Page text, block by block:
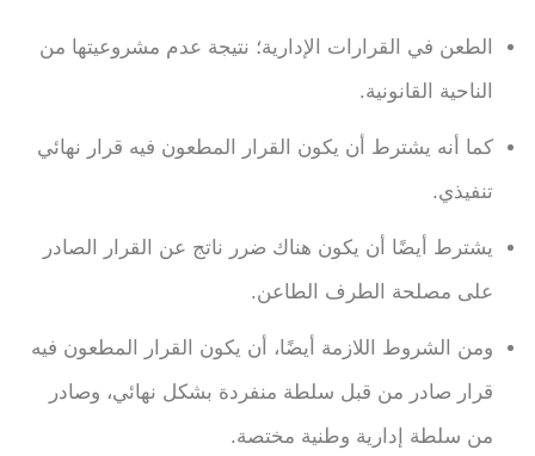
الطعن في القرارات الإدارية؛ نتيجة عدم مشروعيتها من
الناحية القانونية.
كما أنه يشترط أن يكون القرار المطعون فيه قرار نهائي
تنفيذي.
يشترط أيضًا أن يكون هناك ضرر ناتج عن القرار الصادر
على مصلحة الطرف الطاعن.
ومن الشروط اللازمة أيضًا، أن يكون القرار المطعون فيه
قرار صادر من قبل سلطة منفردة بشكل نهائي، وصادر
من سلطة إدارية وطنية مختصة.